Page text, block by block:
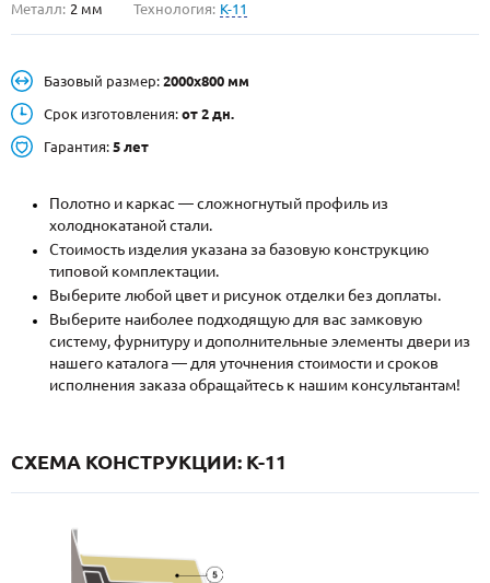
КОНТАКТЫ
Металлические двери от производителя с доставкой и установкой в
Москве и МО
НАЙТИ:
+7 (495) 411-44-41
INFO@META-M.RU
Каталог Распродажа Как купить
Металл: 2 мм Технология: K-11
Базовый размер: 2000х800 мм
Срок изготовления: от 2 дн.
Гарантия: 5 лет
Полотно и каркас — сложногнутый профиль из
холоднокатаной стали.
Стоимость изделия указана за базовую конструкцию
типовой комплектации.
Выберите любой цвет и рисунок отделки без доплаты.
Выберите наиболее подходящую для вас замковую
систему, фурнитуру и дополнительные элементы двери из
нашего каталога — для уточнения стоимости и сроков
исполнения заказа обращайтесь к нашим консультантам!
СХЕМА КОНСТРУКЦИИ: K-11